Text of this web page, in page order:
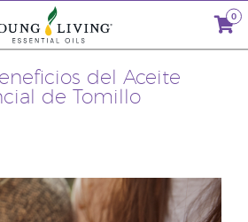
0
del Aceite
de Tomillo